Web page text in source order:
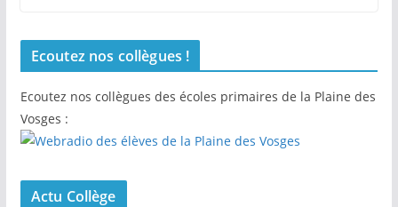
Ecoutez nos collègues !
Ecoutez nos collègues des écoles primaires de la Plaine des
Vosges :
Actu Collège